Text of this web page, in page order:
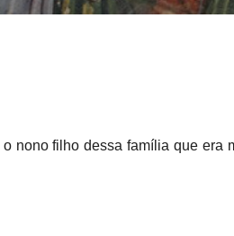
nono filho dessa família que era